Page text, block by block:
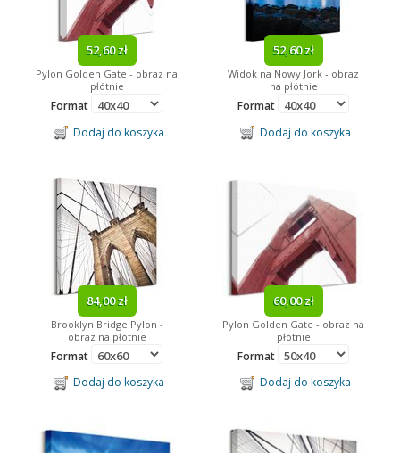
Star Wars reprezentacja
kulinaria
Kubuś Puchatek
Despicable Me
Looney Tunes
52,60 zł
Pylon Golden Gate - obraz na
płótnie
Format
Dodaj do koszyka
52,60 zł
Widok na Nowy Jork - obraz
na płótnie
Format
Dodaj do koszyka
84,00 zł
Brooklyn Bridge Pylon -
obraz na płótnie
Format
Dodaj do koszyka
60,00 zł
Pylon Golden Gate - obraz na
płótnie
Format
Dodaj do koszyka